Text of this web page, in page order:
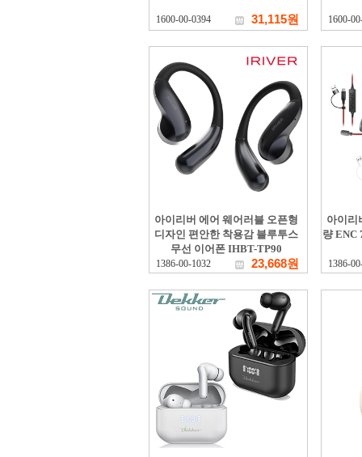
1600-00-0394 31,115원 1600-
아이리버 에어 웨어러블 오픈형
디자인 편안한 착용감 블루투스
무선 이어폰 IHBT-TP90
1386-00-1032 23,668원
아이리
량 ENC
1386-